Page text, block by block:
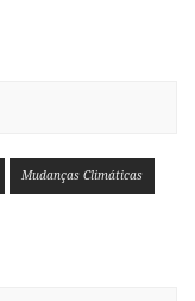
Mudanças Climáticas